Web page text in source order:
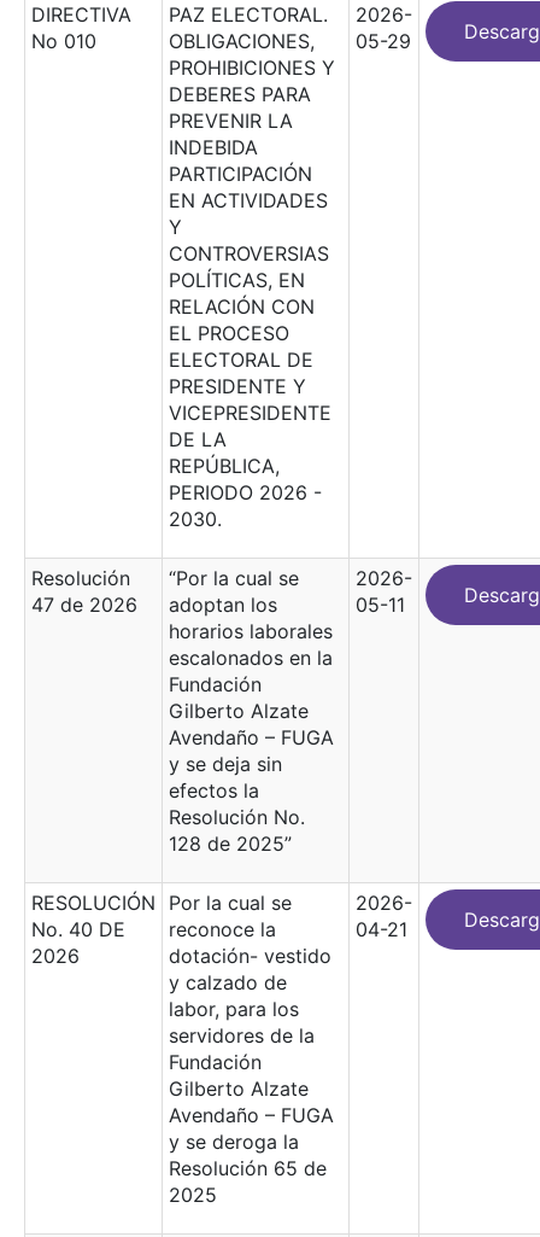
DIRECTIVA
No 010
PAZ ELECTORAL.
OBLIGACIONES,
PROHIBICIONES Y
DEBERES PARA
PREVENIR LA
INDEBIDA
PARTICIPACIÓN
EN ACTIVIDADES
Y
CONTROVERSIAS
POLÍTICAS, EN
RELACIÓN CON
EL PROCESO
ELECTORAL DE
PRESIDENTE Y
VICEPRESIDENTE
DE LA
REPÚBLICA,
PERIODO 2026 -
2030.
2026-
05-29
Resolución
47 de 2026
“Por la cual se
adoptan los
horarios laborales
escalonados en la
Fundación
Gilberto Alzate
Avendaño – FUGA
y se deja sin
efectos la
Resolución No.
128 de 2025”
2026-
05-11
RESOLUCIÓN
No. 40 DE
2026
Por la cual se
reconoce la
dotación- vestido
y calzado de
labor, para los
servidores de la
Fundación
Gilberto Alzate
Avendaño – FUGA
y se deroga la
Resolución 65 de
2025
2026-
04-21